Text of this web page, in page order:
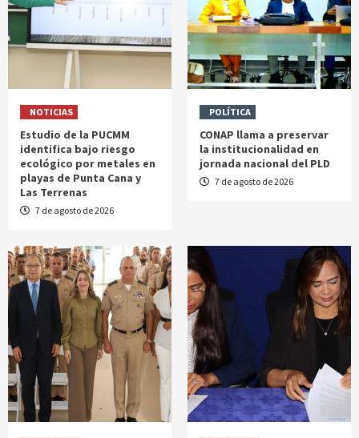
NOTICIAS
Estudio de la PUCMM
identifica bajo riesgo
ecológico por metales en
playas de Punta Cana y
Las Terrenas
7 de agosto de 2026
POLÍTICA
CONAP llama a preservar
la institucionalidad en
jornada nacional del PLD
7 de agosto de 2026